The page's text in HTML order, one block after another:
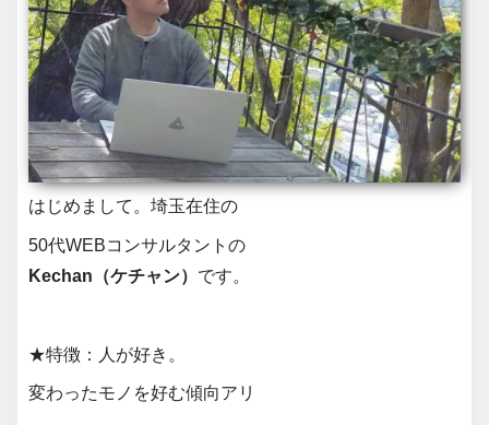
はじめまして。埼玉在住の
50代WEBコンサルタントの
Kechan（ケチャン） です。
★特徴：人が好き。
変わったモノを好む傾向アリ